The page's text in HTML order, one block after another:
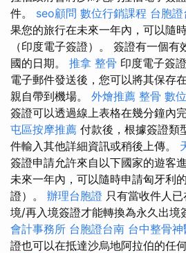
件。 seo顧問 數位行銷課程 台胞
果您的旅行在未來一年內，可以隨
（印度電子簽證）。 簽證有一個
國的日期。 推拿 整骨 印度電子簽
電子郵件發送後，您可以將其保存
親自帶到機場。 外燴推薦 整骨 數
簽證可以透過線上表格在幾分鐘內
屯區按摩推薦 付款後，根據簽證類
件輸入其他詳細資訊或稍後上傳。
簽證申請允許來自以下國家的遊客
未來一年內，可以隨時申請匈牙利
證）。 辦理台胞證 只有當收件人
境/再入境簽證才能轉換為永久出境
會計事務所 台胞證台南 台中整骨神
證也可以在抵達沙烏地阿拉伯的任